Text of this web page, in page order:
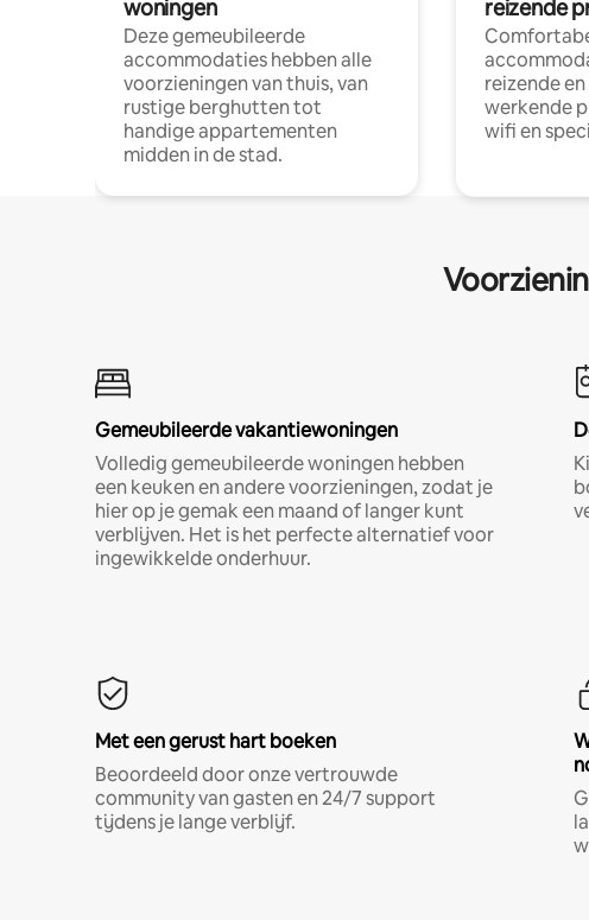
woningen
Deze gemeubileerde
accommodaties hebben alle
voorzieningen van thuis, van
rustige berghutten tot
handige appartementen
midden in de stad.
reizende
reizende
werkende
wifi en
Gemeubileerde vakantiewoningen
Volledig gemeubileerde woningen hebben
een keuken en andere voorzieningen, zodat je
hier op je gemak een maand of langer kunt
verblijven. Het is het perfecte alternatief voor
ingewikkelde onderhuur.
Met een gerust hart boeken
Beoordeeld door onze vertrouwde
community van gasten en 24/7 support
tijdens je lange verblijf.